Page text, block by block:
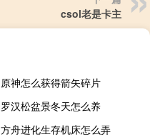
csol老是卡主
原神怎么获得箭矢碎片
罗汉松盆景冬天怎么养
方舟进化生存机床怎么弄